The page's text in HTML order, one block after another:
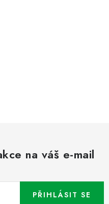
na váš e-mail
PŘIHLÁSIT SE